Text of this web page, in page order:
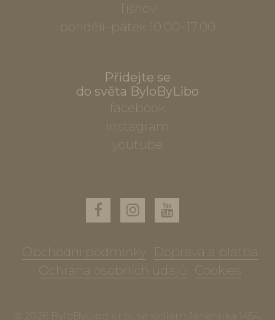
Tišnov
pondělí–pátek 10.00–17.00
Přidejte se
do světa ByloByLibo
facebook
instagram
youtube
Obchodní podmínky
Doprava a platba
Ochrana osobních údajů
Cookies
© 2026 ByloByLibo s.r.o., se sídlem Jenerálka 1454,